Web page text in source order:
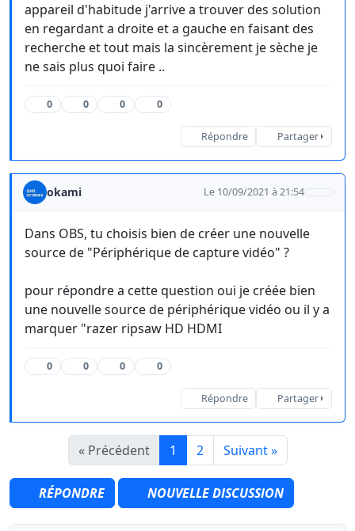
appareil d'habitude j'arrive a trouver des solution
en regardant a droite et a gauche en faisant des
recherche et tout mais la sincèrement je sèche je
ne sais plus quoi faire ..
0 0 0 0
Répondre Partager
okami Le 10/09/2021 à 21:54
Dans OBS, tu choisis bien de créer une nouvelle
source de "Périphérique de capture vidéo" ?
pour répondre a cette question oui je créée bien
une nouvelle source de périphérique vidéo ou il y a
marquer "razer ripsaw HD HDMI
0 0 0 0
Répondre Partager
« Précédent 1 2 Suivant »
RÉPONDRE NOUVELLE DISCUSSION